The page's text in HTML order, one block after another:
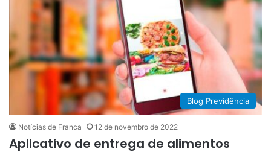
Blog Previdência
Notícias de Franca 12 de novembro de 2022
Aplicativo de entrega de alimentos